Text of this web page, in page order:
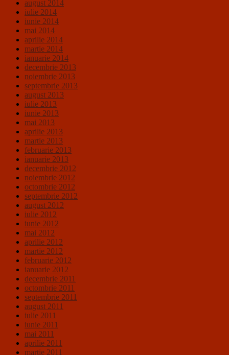
august 2014
iulie 2014
iunie 2014
mai 2014
aprilie 2014
martie 2014
ianuarie 2014
decembrie 2013
noiembrie 2013
septembrie 2013
august 2013
iulie 2013
iunie 2013
mai 2013
aprilie 2013
martie 2013
februarie 2013
ianuarie 2013
decembrie 2012
noiembrie 2012
octombrie 2012
septembrie 2012
august 2012
iulie 2012
iunie 2012
mai 2012
aprilie 2012
martie 2012
februarie 2012
ianuarie 2012
decembrie 2011
octombrie 2011
septembrie 2011
august 2011
iulie 2011
iunie 2011
mai 2011
aprilie 2011
martie 2011